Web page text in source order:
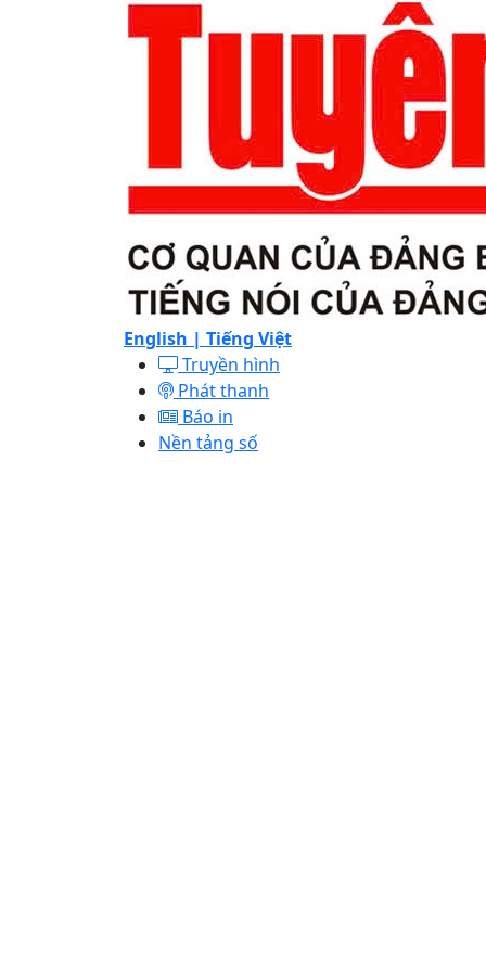
English | Tiếng Việt
Truyền hình
Phát thanh
Báo in
Nền tảng số